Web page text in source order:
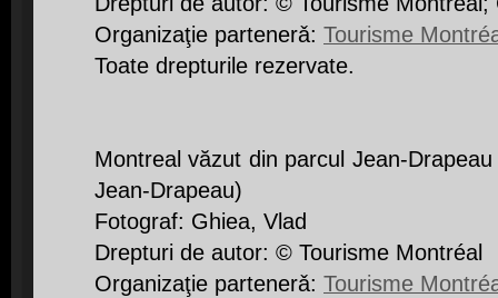
Organizaţie partenerǎ: Tourisme
Toate drepturile rezervate.
Montreal văzut din parcul Jean-
Jean-Drapeau)
Fotograf: Ghiea, Vlad
Drepturi de autor: © Tourisme Montréal
Organizaţie partenerǎ: Tourisme